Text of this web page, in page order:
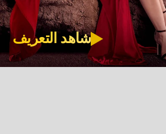
شاهد التعريف